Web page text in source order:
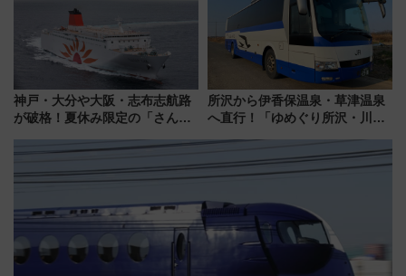
神戸・大分や大阪・志布志航路
が破格！夏休み限定の「さんふ
ート 夕朝食ビュッフェ付きで
快適な船旅はいかが？
所沢から伊香保温泉・草津温泉
へ直行！「ゆめぐり所沢・川越
軽に 運行ダイヤ・運賃を解説